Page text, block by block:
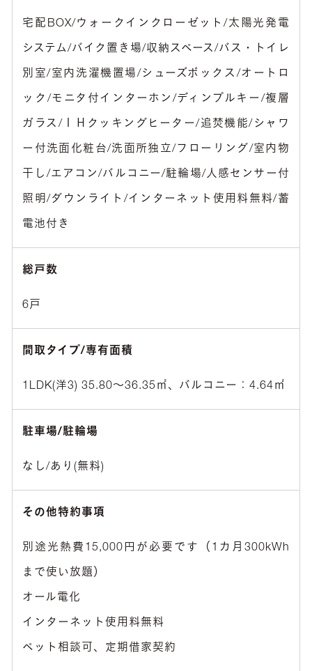
宅配BOX/ウォークインクローゼット/太陽光発電
システム/バイク置き場/収納スペース/バス・トイレ
別室/室内洗濯機置場/シューズボックス/オートロ
ック/モニタ付インターホン/ディンプルキー/複層
ガラス/ＩＨクッキングヒーター/追焚機能/シャワ
ー付洗面化粧台/洗面所独立/フローリング/室内物
干し/エアコン/バルコニー/駐輪場/人感センサー付
照明/ダウンライト/インターネット使用料無料/蓄
電池付き
総戸数
6戸
間取タイプ/専有面積
1LDK(洋3) 35.80〜36.35㎡、バルコニー：4.64㎡
駐車場/駐輪場
なし/あり(無料)
その他特約事項
別途光熱費15,000円が必要です（1カ月300kWh
まで使い放題）
オール電化
インターネット使用料無料
ペット相談可、定期借家契約